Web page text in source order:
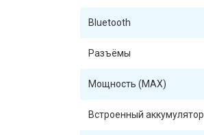
Bluetooth
Разъёмы
Мощность (MAX)
Встроенный аккумулятор